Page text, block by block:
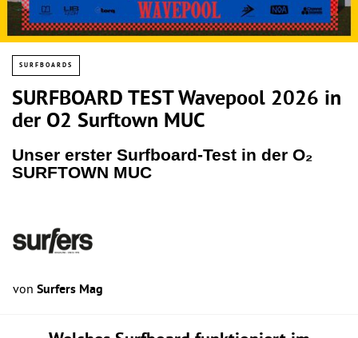
SURFBOARDS
SURFBOARD TEST Wavepool 2026 in
der O2 Surftown MUC
Unser erster Surfboard-Test in der O₂
SURFTOWN MUC
von Surfers Mag